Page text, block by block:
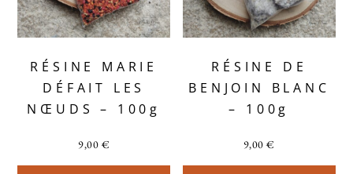
RÉSINE MARIE
DÉFAIT LES
NŒUDS – 100g
9,00€
RÉSINE DE
BENJOIN BLANC
– 100g
9,00€